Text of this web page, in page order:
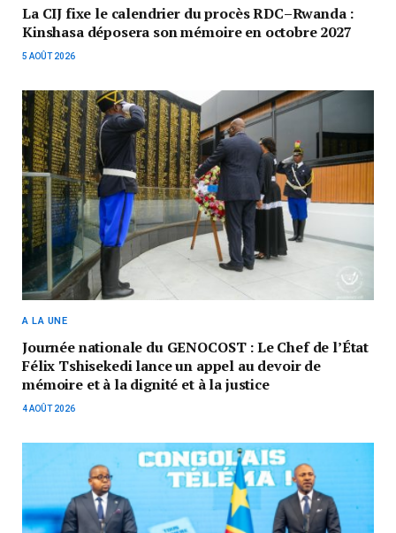
La CIJ fixe le calendrier du procès RDC–Rwanda :
Kinshasa déposera son mémoire en octobre 2027
5 AOÛT 2026
A LA UNE
Journée nationale du GENOCOST : Le Chef de l’État
Félix Tshisekedi lance un appel au devoir de
mémoire et à la dignité et à la justice
4 AOÛT 2026